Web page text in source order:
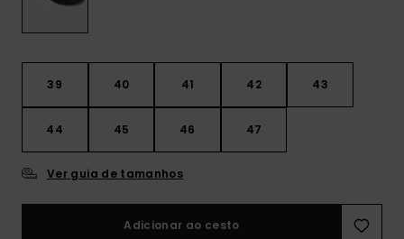
39 40 41 42 43
44 45 46 47
Ver guia de tamanhos
Adicionar ao cesto